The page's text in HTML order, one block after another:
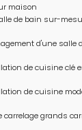
maison
de bain sur-
d'une salle
de cuisine clé
de cuisine
carrelage grands